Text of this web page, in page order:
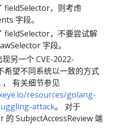
fieldSelector，则考虑
字段。
fieldSelector，不要尝试解
字段。
另一个 CVE-2022-
希望不同系统以一致的方式
有关细节参见
resources/golang-
attack。 对于
的 SubjectAccessReview 端